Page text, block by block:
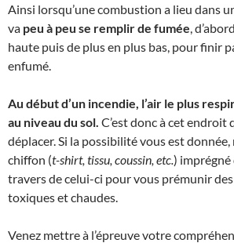
Ainsi lorsqu’une combustion a lieu dans
va peu à peu se remplir de fumée ,
haute puis de plus en plus bas, pour finir
enfumé.
Au début d’un incendie, l’air le plus
au niveau du sol. C’est donc à cet endroit
déplacer. Si la possibilité vous est donnée,
chiffon (t-shirt, tissu, coussin, etc.) imprégné
travers de celui-ci pour vous prémunir
toxiques et chaudes.
Venez mettre à l’épreuve votre